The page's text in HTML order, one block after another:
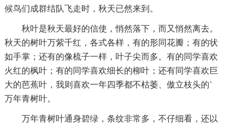
候鸟们成群结队飞走时，秋天已然来到。
秋叶是秋天最好的信使，悄然落下，而又悄然离去。
秋天的树叶万紫千红，各式各样，有的形同花瓣；有的状
如手掌；还有的像梳子一样，叶子尖而多。有的同学喜欢
火红的枫叶；有的同学喜欢细长的柳叶；还有同学喜欢巨
大的芭蕉叶，我则喜欢一年四季都不枯萎、傲立枝头的`
万年青树叶。
万年青树叶通身碧绿，条纹非常多，不仔细看，还以